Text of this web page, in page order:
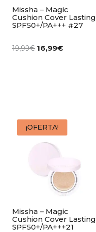
Missha – Magic
Cushion Cover Lasting
SPF50+/PA+++ #27
19,99€ 16,99€
¡OFERTA!
Missha – Magic
Cushion Cover Lasting
SPF50+/PA+++21